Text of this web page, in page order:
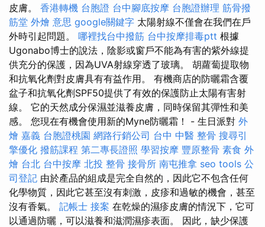
皮膚。 香港轉機 台胞證 台中腳底按摩 台胞證辦理 筋骨撥
筋堂 外燴 意思 google關鍵字 太陽射線不僅會在我們在戶
外時引起問題。 哪裡找台中撥筋 台中按摩排毒ptt 根據
Ugonabo博士的說法，陰影或窗戶不能為有害的紫外線提
供充分的保護，因為UVA射線穿透了玻璃。 胡蘿蔔提取物
和抗氧化劑對皮膚具有有益作用。 有機商店的防曬霜含覆
盆子和抗氧化劑SPF50提供了有效的保護防止太陽有害射
線。 它的天然成分保濕並滋養皮膚，同時保留其彈性和美
感。 您現在有機會使用新的Myne防曬霜！ - 生日派對 外
燴 嘉義 台胞證桃園 網路行銷公司 台中 中醫 整骨 搜尋引
擎優化 撥筋課程 第二專長證照 學習按摩 豐原整骨 素食 外
燴 台北 台中按摩 北投 整骨 接骨所 南屯推拿 seo tools 公
司登記 由於產品的組成是完全自然的，因此它不包含任何
化學物質，因此它甚至沒有刺激，皮疹和過敏的機會，甚至
沒有香氣。 記帳士 接案 在乾燥的濕疹皮膚的情況下，它可
以通過防曬，可以滋養和滋潤濕疹表面。 因此，缺少保護